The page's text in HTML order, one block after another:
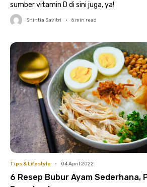
sumber vitamin D di sini juga, ya!
Shintia Savitri • 6 min read
Tips & Lifestyle • 04 April 2022
6 Resep Bubur Ayam Sederhana,